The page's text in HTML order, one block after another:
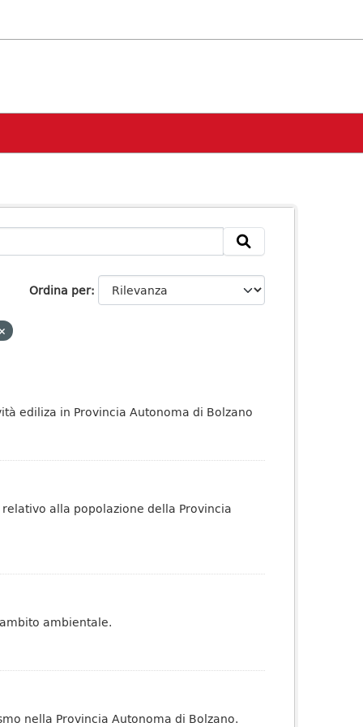
Ordina per
ediliza in Provincia Autonoma di Bolzano
alla popolazione della Provincia
ambientale.
nella Provincia Autonoma di Bolzano.